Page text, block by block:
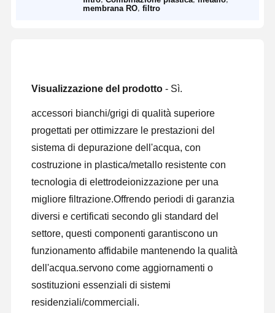
membrana RO ,filtro
Visualizzazione del prodotto - Sì.
accessori bianchi/grigi di qualità superiore
progettati per ottimizzare le prestazioni del
sistema di depurazione dell'acqua, con
costruzione in plastica/metallo resistente con
tecnologia di elettrodeionizzazione per una
migliore filtrazione.Offrendo periodi di garanzia
diversi e certificati secondo gli standard del
settore, questi componenti garantiscono un
funzionamento affidabile mantenendo la qualità
dell'acqua.servono come aggiornamenti o
sostituzioni essenziali di sistemi
residenziali/commerciali.